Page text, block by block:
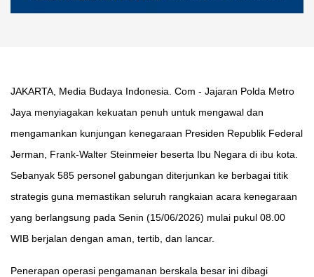
JAKARTA, Media Budaya Indonesia. Com - Jajaran Polda Metro
Jaya menyiagakan kekuatan penuh untuk mengawal dan
mengamankan kunjungan kenegaraan Presiden Republik Federal
Jerman, Frank-Walter Steinmeier beserta Ibu Negara di ibu kota.
Sebanyak 585 personel gabungan diterjunkan ke berbagai titik
strategis guna memastikan seluruh rangkaian acara kenegaraan
yang berlangsung pada Senin (15/06/2026) mulai pukul 08.00
WIB berjalan dengan aman, tertib, dan lancar.
Penerapan operasi pengamanan berskala besar ini dibagi